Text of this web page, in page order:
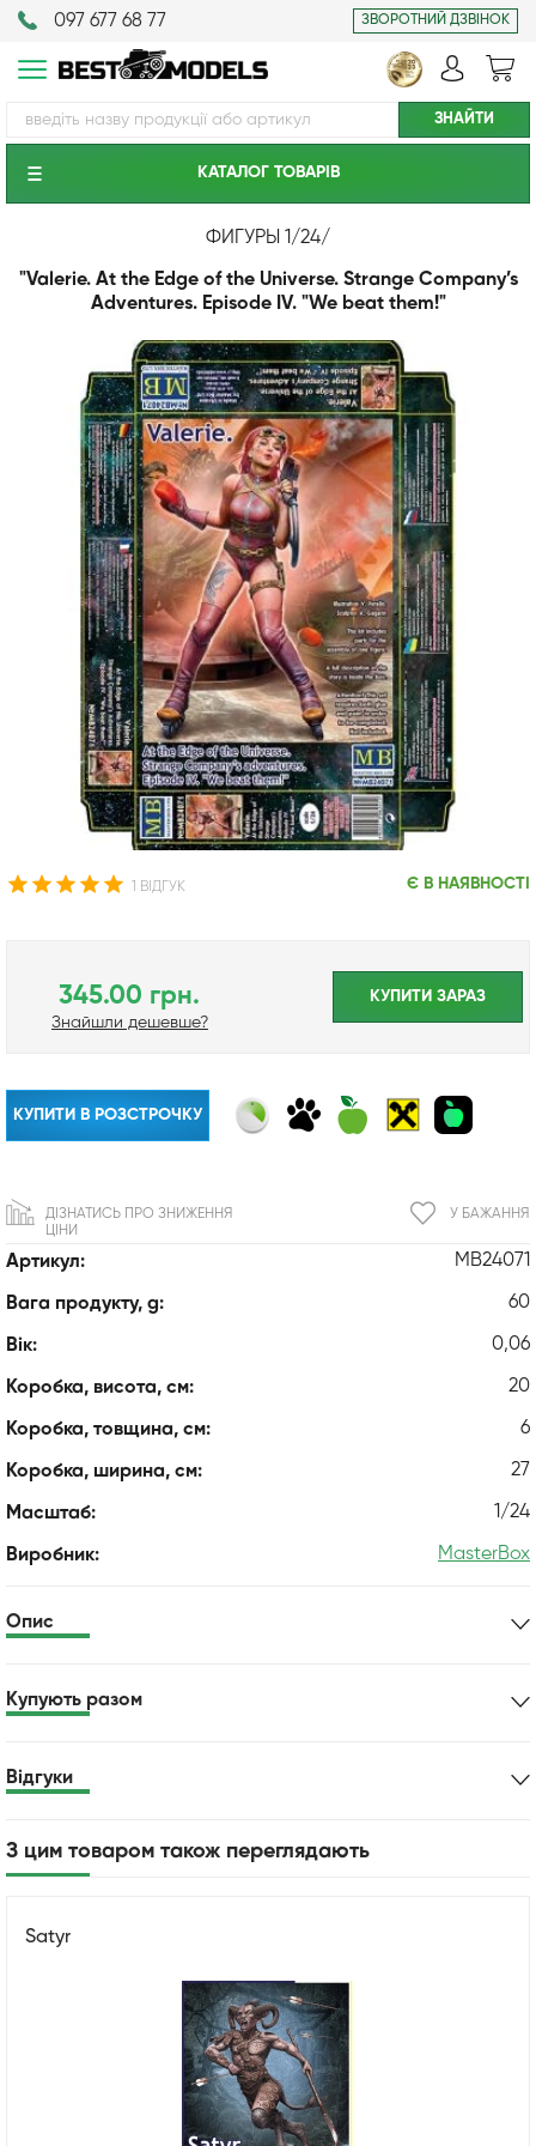
097 677 68 77 ЗВОРОТНИЙ ДЗВІНОК
КАТАЛОГ ТОВАРIВ
ФИГУРЫ 1/24/
"Valerie. At the Edge of the Universe. Strange Company’s
Adventures. Episode IV. "We beat them!"
1 ВІДГУК Є В НАЯВНОСТІ
Артикул: MB24071
Вага продукту, g: 60
Вік: 0,06
Коробка, висота, см: 20
Коробка, товщина, см: 6
Коробка, ширина, см: 27
Масштаб: 1/24
Виробник: MasterBox
345.00 грн.
Знайшли дешевше?
КУПИТИ ЗАРАЗ
КУПИТИ В РОЗСТРОЧКУ
У БАЖАННЯ
ДІЗНАТИСЬ ПРО ЗНИЖЕННЯ
ЦІНИ
Опис
Купують разом
Відгуки
З цим товаром також переглядають
Satyr